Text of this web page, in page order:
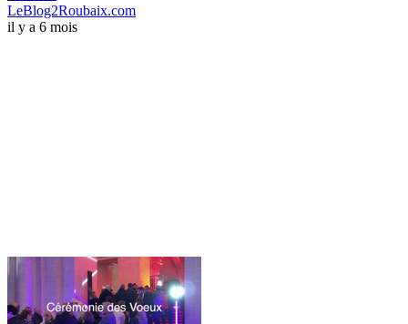
LeBlog2Roubaix.com
il y a 6 mois